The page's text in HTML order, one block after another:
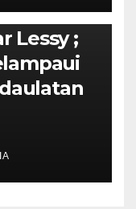
Ketua
Lessy ;